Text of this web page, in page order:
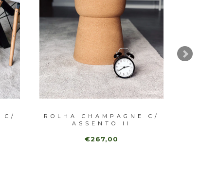
C/
ROLHA CHAMPAGNE C/
ASSENTO II
€267,00